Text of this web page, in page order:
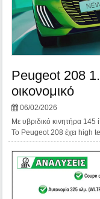
Peugeot 208
οικονομικό
06/02/2026
Με υβριδικό κινητήρα 145
Το Peugeot 208 έχει high